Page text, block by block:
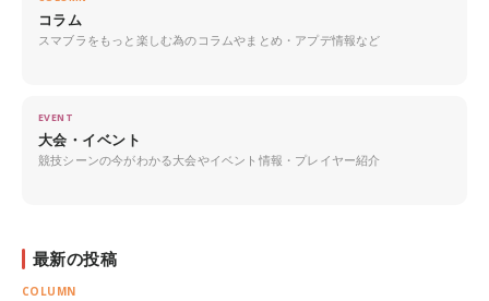
コラム
スマブラをもっと楽しむ為のコラムやまとめ・アプデ情報など
EVENT
大会・イベント
競技シーンの今がわかる大会やイベント情報・プレイヤー紹介
最新の投稿
COLUMN